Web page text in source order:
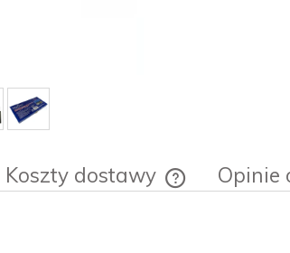
Koszty dostawy Opinie